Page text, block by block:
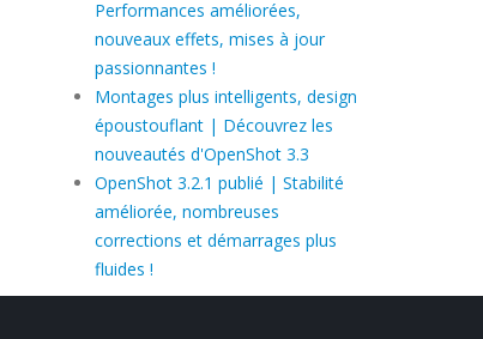
Performances améliorées,
nouveaux effets, mises à jour
passionnantes !
Montages plus intelligents, design
époustouflant | Découvrez les
nouveautés d'OpenShot 3.3
OpenShot 3.2.1 publié | Stabilité
améliorée, nombreuses
corrections et démarrages plus
fluides !